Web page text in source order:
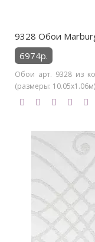
9328 Обои
6974р.
Обои арт. 9328 из
(размеры: